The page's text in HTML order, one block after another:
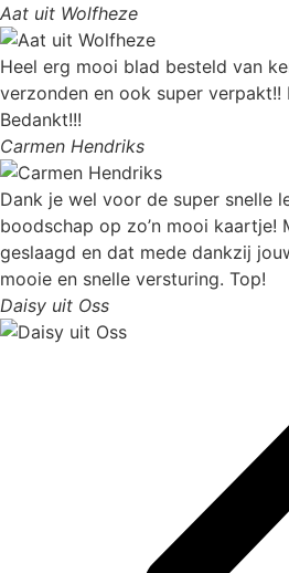
Aat uit Wolfheze
Heel erg mooi blad besteld van
verzonden en ook super verpakt!!
Bedankt!!!
Carmen Hendriks
Dank je wel voor de super snelle
boodschap op zo’n mooi kaartje!
geslaagd en dat mede dankzij
mooie en snelle versturing. Top!
Daisy uit Oss